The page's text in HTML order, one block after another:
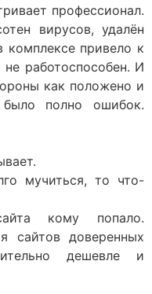
профессионал.
вирусов, удалён
комплексе привело к
работоспособен. И
как положено и
полно ошибок.
мучиться, то что-
кому попало.
сайтов доверенных
дешевле и